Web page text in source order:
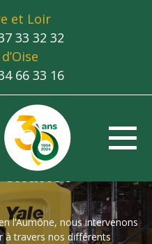
et Loir
33 32 32
66 33 16
chariot
l’Aumône, nous intervenons
à travers nos différents